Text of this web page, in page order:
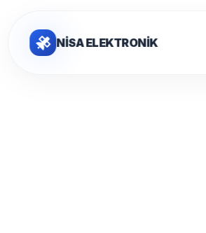
NİSA ELEKTRONİK